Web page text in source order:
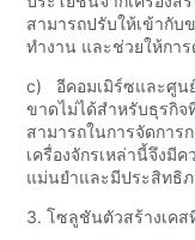
สามารถปรับให้เข้ากับ
ทำงาน และช่วยให้กา
c) อีคอมเมิร์ซและศูน
ขาดไม่ได้สำหรับธุรกิ
สามารถในการจัดกา
เครื่องจักรเหล่านี้จึง
แม่นยำและมีประสิทธิ
3. โซลูชันตัวสร้างเคส